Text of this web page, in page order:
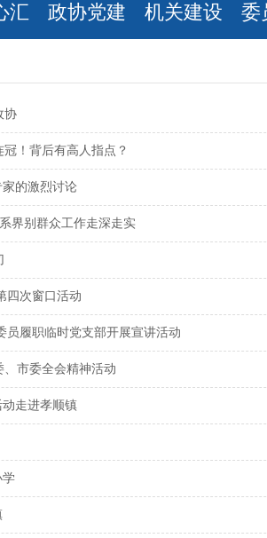
汇 政协党建 机关建设 委
协
！背后有高人指点？
的激烈讨论
界别群众工作走深走实
四次窗口活动
员履职临时党支部开展宣讲活动
市委全会精神活动
走进孝顺镇
学